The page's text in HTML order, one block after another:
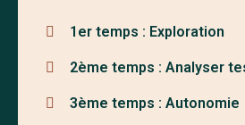
1er temps : Exploration
2ème temps : Analyser
3ème temps : Autonomie